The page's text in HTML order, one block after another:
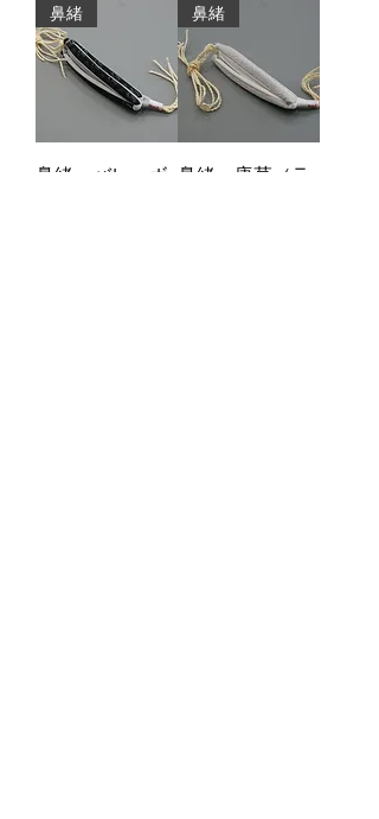
鼻緒
鼻緒 バレーボ
鼻緒
鼻緒 唐草（ラ